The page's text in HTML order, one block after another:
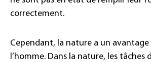
correctement.
Cependant, la nature a un
l’homme. Dans la nature, les tâches